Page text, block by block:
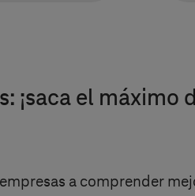
¡saca el máximo
a comprender